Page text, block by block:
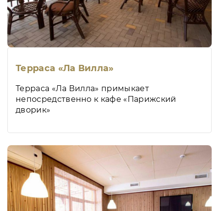
Терраса «Ла Вилла»
Терраса «Ла Вилла» примыкает
непосредственно к кафе «Парижский
дворик»